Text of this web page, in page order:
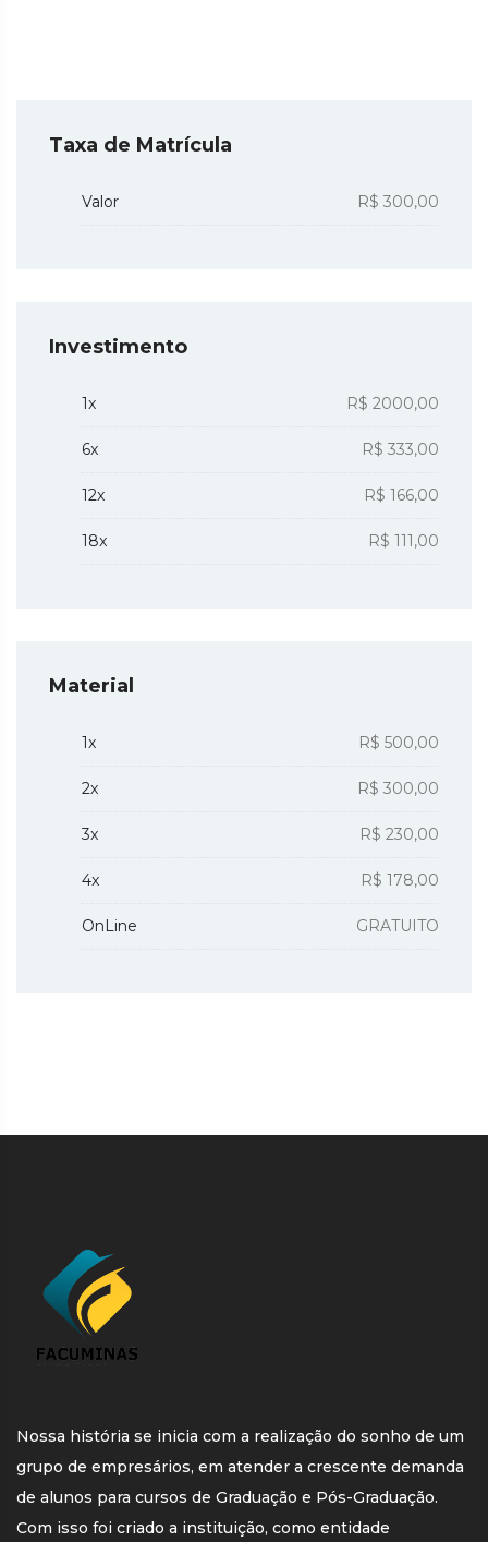
Taxa de Matrícula
Valor R$ 300,00
Investimento
1x R$ 2000,00
6x R$ 333,00
12x R$ 166,00
18x R$ 111,00
Material
1x R$ 500,00
2x R$ 300,00
3x R$ 230,00
4x R$ 178,00
OnLine GRATUITO
Nossa história se inicia com a realização do sonho de um
grupo de empresários, em atender a crescente demanda
de alunos para cursos de Graduação e Pós-Graduação.
Com isso foi criado a instituição, como entidade